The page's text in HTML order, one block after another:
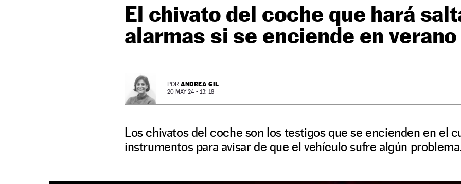
El chivato del coche que hará
alarmas si se enciende en verano
POR ANDREA GIL
20 MAY 24 - 13: 18
Los chivatos del coche son los testigos que se encienden en el
instrumentos para avisar de que el vehículo sufre algún